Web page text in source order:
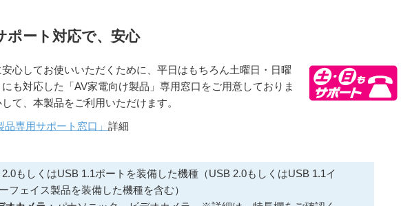
ポート対応で、安心
心してお使いいただくために、平日はもちろん土曜日・日曜
も対応した「AV家電向け製品」専用窓口をご用意しておりま
て、本製品をご利用いただけます。
品専用サポート窓口」 詳細
2.0もしくはUSB 1.1ポートを装備した機種（USB 2.0もしくはUSB 1.1イ
フェイス製品を装備した機種を含む）